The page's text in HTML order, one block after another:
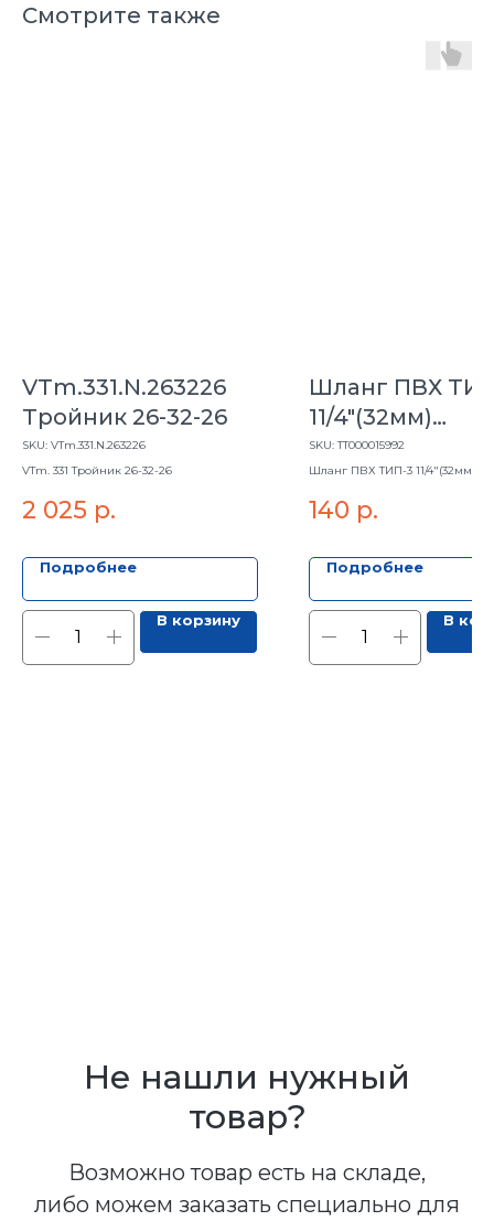
Смотрите также
VTm.331.N.263226
Тройник 26-32-26
SKU: VTm.331.N.263226
VTm. 331 Тройник 26-32-26
2 025 р.
Подробнее
В корзину
Шланг ПВХ
11/4"(32мм)
спиральный
(30м)(230гр)
SKU:ТТ000015992
Шланг ПВХ ТИП-3 11/4"(32мм)
140 р.
Подробнее
В
Не нашли нужный
товар?
Возможно товар есть на складе,
либо можем заказать специально для